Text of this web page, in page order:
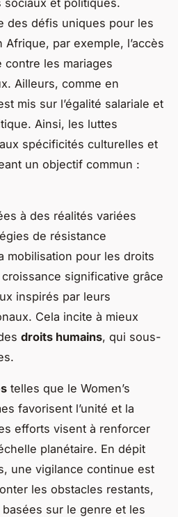
des défis uniques pour les
par exemple, l’accès
contre les mariages
Ailleurs, comme en
mis sur l’égalité salariale et
Ainsi, les luttes
spécificités culturelles et
un objectif commun :
à des réalités variées
de résistance
mobilisation pour les droits
significative grâce
inspirés par leurs
Cela incite à mieux
droits humains, qui sous-
telles que le Women’s
favorisent l’unité et la
efforts visent à renforcer
planétaire. En dépit
une vigilance continue est
les obstacles restants,
sur le genre et les